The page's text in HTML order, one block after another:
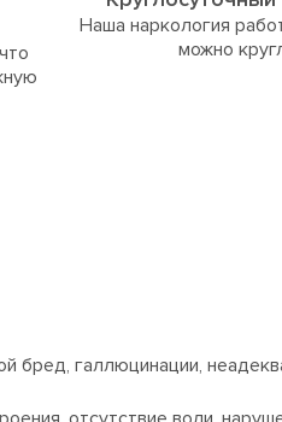
Наша наркология
можно
бред, галлюцинации,